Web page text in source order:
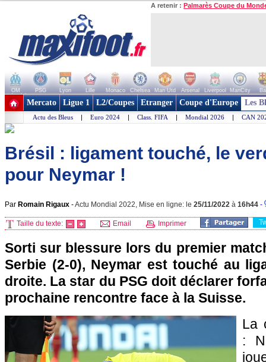
A retenir : Palmarès Coupe du
OM PSG Lyon Lille Monaco Chelsea Man Utd Arsenal Liverpool ManCity
+ de clubs
Mercato Ligue 1 L2/Coupes Etranger Coupe d'Europe Les
Actu des Bleus | Euro 2024 | Class. FIFA | Mondial 2026 | CAN
Brésil : ligament touché, le
pour Neymar !
Par Romain Rigaux -Actu Mondial 2022, Mise en ligne: le 25/11/2022 à 16h44 -
Taille du texte: Email Imprimer
Sorti sur blessure lors du premier
Serbie (2-0), Neymar est touché au
droite. La star du PSG doit déclarer
prochaine rencontre face à la Suisse.
La
: